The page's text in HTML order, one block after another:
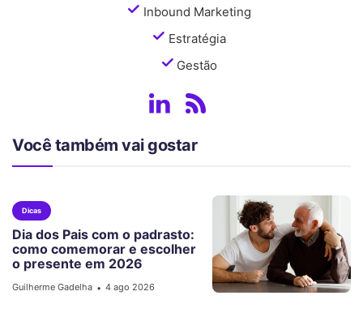
Inbound Marketing
Estratégia
Gestão
Você também vai gostar
Dicas
Dia dos Pais com o padrasto:
como comemorar e escolher
o presente em 2026
Guilherme Gadelha • 4 ago 2026